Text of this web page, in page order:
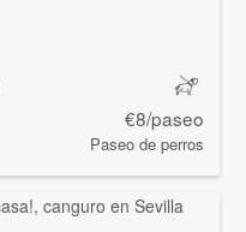
€8/paseo
Paseo de perros